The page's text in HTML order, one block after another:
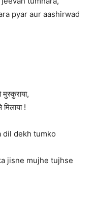
pyar aur aashirwad
!
dil dekh tumko
jisne mujhe tujhse